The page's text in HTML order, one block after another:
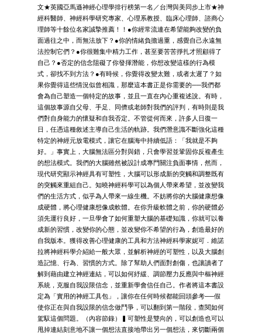
文★英國亞馬遜神經心理學排行榜第一名／台灣與美同步上市★神
經科醫師、神經科學研究專家、心理系教授、臨床心理師、諮商心
理師等十餘位名家誠摯推薦！！●你經常流連在希望能夠改變的負
面過往之中，而無法放下？●你的情緒負擔過重，感覺自己永遠無
法控制它們？●你很難集中精力工作，甚至要苦苦掙扎才照顧得了
自己？●否定的信念阻礙了你發揮潛能，你想改變這樣的行為模
式，卻找不到方法？●有時候，你覺得改變太難，或者太遲了？如
果你覺得這些情況似曾相識，那麼這本書正是你需要的──我們都
會為自己塑造一個特定的故事，並且一直在內心重複述說。有時，
這個故事源自父母、手足、同儕或老師對我們的評判，有時則是我
們對自身能力的懷疑和自我否定。不管從何而來，許多人日復一
日，任憑這種敘述主導自己生活的軌跡。我們潛意識不斷強化這種
特定的神經元放電模式，讓它在腦海中持續低語：「我就是不夠
好。」事實上，大腦無法區分對與錯，只會學習並鞏固你反複產生
的想法模式。我們的大腦雖然被設計成專門關注負面事情，然而，
現代研究顯示神經具有可塑性，大腦可以形成新的突觸和調整既有
的突觸來重組自己。知曉神經科學可以為個人帶來希望，並改變我
們的生活方式，似乎為人帶來一線生機。不妨將你的大腦健康想像
成硬體，將心理健康想像成軟體。在你升級軟體之前，你的硬體必
須先運行良好，一旦學會了如何重塑大腦的基礎知識，你就可以養
成新的習慣，改變你的心態，並改變你不希望的行為，創造最好的
自我版本。獲得改善心理健康的工具和方法神經科學家妮可．維諾
拉將神經科學介紹給一般大眾，並解析神經的可塑性，以及大腦創
造記憶、行為、習慣的方式。除了幫助人們面對創傷，也讓讀者了
解到藉由建立神經連結，可以如何紓緩、調節壓力反應與中樞神經
系統，克服自我設限信念，並重新學會信任自己。作者將這本書設
定為「實用的神經工具包」，讓你在任何時候都能回頭參考──假
使你正在與自我設限的信念做鬥爭，可以翻到第一階段，查閱如何
駕馭這個問題。（內容節錄）▍可塑性是雙向的，可以創造也可以
甩掉連結刻意地不讓一個想法直接地帶出另一個想法，來切斷兩個